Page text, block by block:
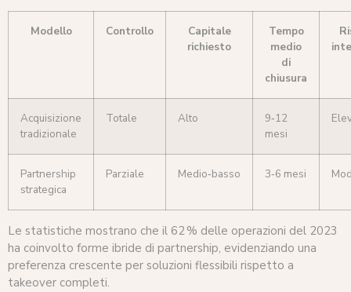
Modello Controllo
Capitale
richiesto
Tempo
medio
di
chiusura
Acquisizione
tradizionale
Totale Alto
9‑12
mesi
Partnership
strategica
Parziale Medio‑basso 3‑6 mesi
Le statistiche mostrano che il 62 % delle operazioni del 2023
ha coinvolto forme ibride di partnership, evidenziando una
preferenza crescente per soluzioni flessibili rispetto a
takeover completi.